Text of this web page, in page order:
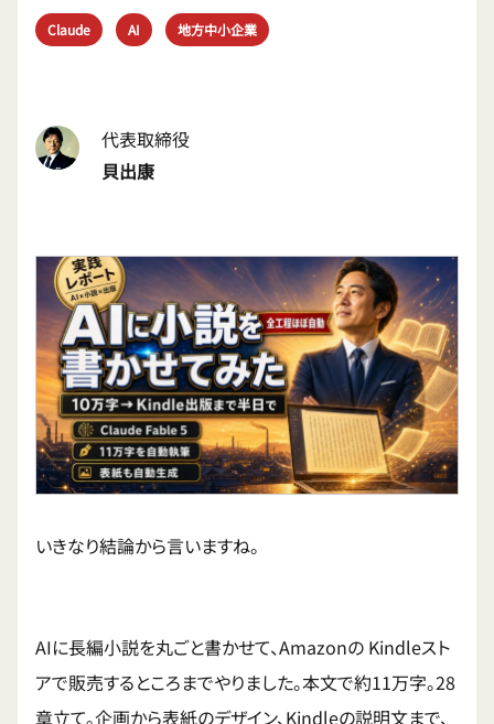
Claude AI 地方中小企業
代表取締役
貝出康
いきなり結論から言いますね。
AIに長編小説を丸ごと書かせて、Amazonの Kindleスト
アで販売するところまでやりました。本文で約11万字。28
章立て。企画から表紙のデザイン、Kindleの説明文まで、